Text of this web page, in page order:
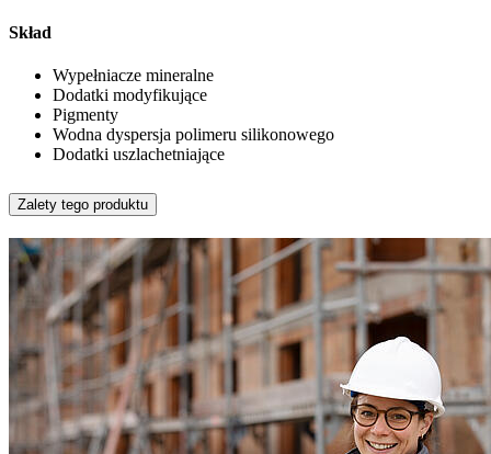
Skład
Wypełniacze mineralne
Dodatki modyfikujące
Pigmenty
Wodna dyspersja polimeru silikonowego
Dodatki uszlachetniające
Zalety tego produktu